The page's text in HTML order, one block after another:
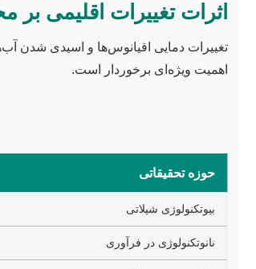
اثرات تغییرات اقلیمی بر
تغییرات دمایی اقیانوس‌ها و اسیدی شدن
اهمیت ویژه‌ای برخوردار است.
حوزه تحقیقاتی
بیوتکنولوژی شیلاتی
نانوتکنولوژی در فرآوری